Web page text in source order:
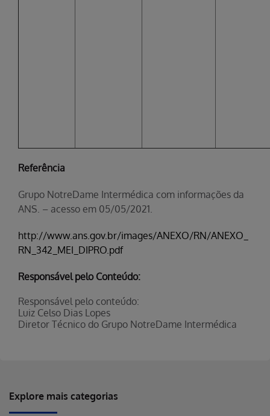
Referência
Grupo NotreDame Intermédica com informações da
ANS. – acesso em 05/05/2021.
http://www.ans.gov.br/images/ANEXO/RN/ANEXO_
RN_342_MEI_DIPRO.pdf
Responsável pelo Conteúdo:
Responsável pelo conteúdo:
Luiz Celso Dias Lopes
Diretor Técnico do Grupo NotreDame Intermédica
Explore mais categorias